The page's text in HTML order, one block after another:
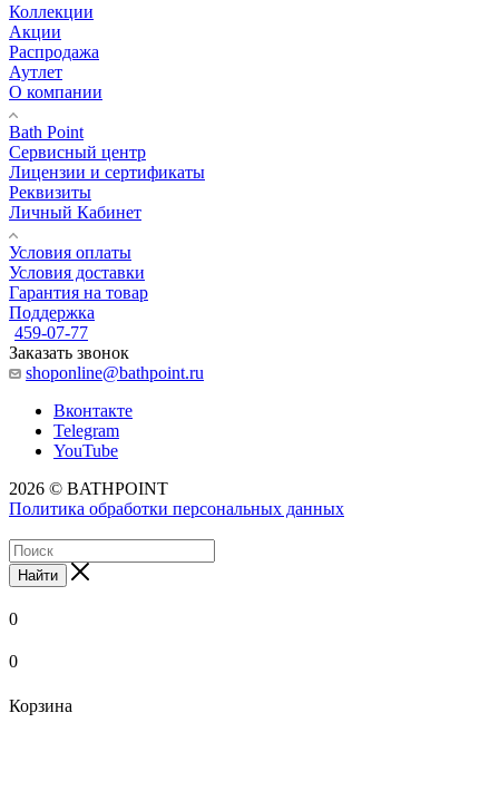
Коллекции
Акции
Распродажа
Аутлет
О компании
Bath Point
Сервисный центр
Лицензии и сертификаты
Реквизиты
Личный Кабинет
Условия оплаты
Условия доставки
Гарантия на товар
Поддержка
459-07-77
Заказать звонок
shoponline@bathpoint.ru
Вконтакте
Telegram
YouTube
2026 © BATHPOINT
Политика обработки персональных данных
Найти
0
0
Корзина